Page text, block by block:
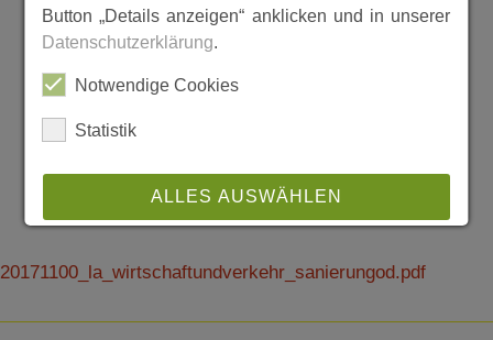
20171100_la_wirtschaftundverkehr_sanierungod.pdf
Button „Details anzeigen“ anklicken und in unserer
Datenschutzerklärung.
Notwendige Cookies
Statistik
ALLES AUSWÄHLEN